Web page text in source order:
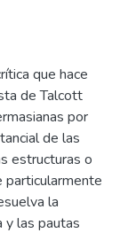
que hace
de Talcott
por
de las
estructuras o
particularmente
la
y las pautas